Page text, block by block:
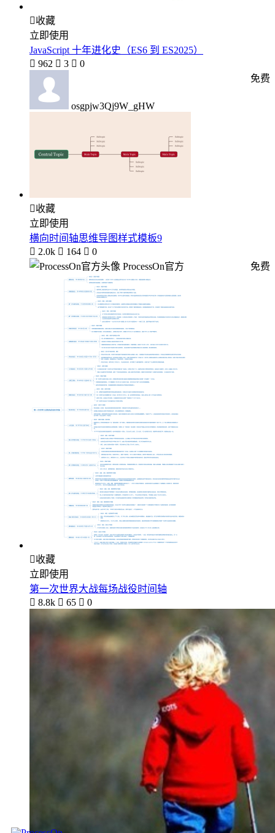
收藏
立即使用
JavaScript 十年进化史（ES6 到 ES2025）
 962  3  0
osgpjw3Qj9W_gHW
免费
收藏
立即使用
横向时间轴思维导图样式模板9
 2.0k  164  0
ProcessOn官方
免费
收藏
立即使用
第一次世界大战每场战役时间轴
 8.8k  65  0